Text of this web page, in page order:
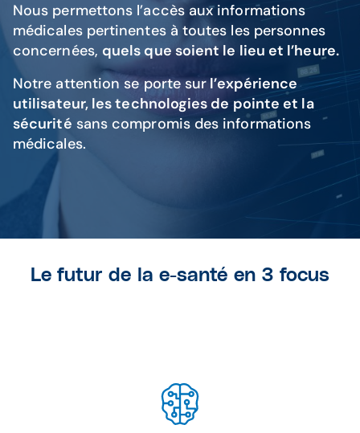
Nous permettons l’accès aux informations
médicales pertinentes à toutes les personnes
concernées, quels que soient le lieu et l’heure.
Notre attention se porte surl’expérience
utilisateur, les technologies de pointe et la
sécurité sans compromis des informations
médicales.
Le futur de la e-santé en 3 focus